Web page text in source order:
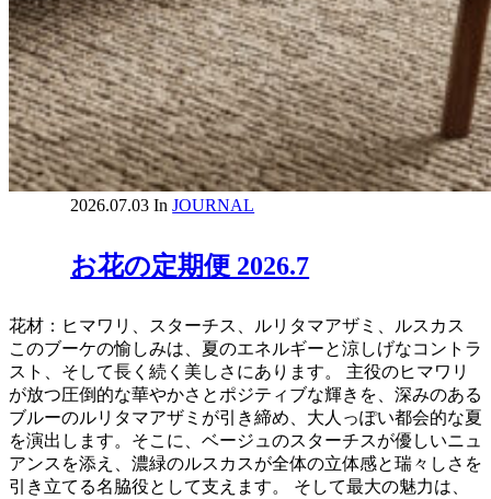
2026.07.03 In JOURNAL
お花の定期便 2026.7
花材：ヒマワリ、スターチス、ルリタマアザミ、ルスカス
このブーケの愉しみは、夏のエネルギーと涼しげなコントラ
スト、そして長く続く美しさにあります。 主役のヒマワリ
が放つ圧倒的な華やかさとポジティブな輝きを、深みのある
ブルーのルリタマアザミが引き締め、大人っぽい都会的な夏
を演出します。そこに、ベージュのスターチスが優しいニュ
アンスを添え、濃緑のルスカスが全体の立体感と瑞々しさを
引き立てる名脇役として支えます。 そして最大の魅力は、